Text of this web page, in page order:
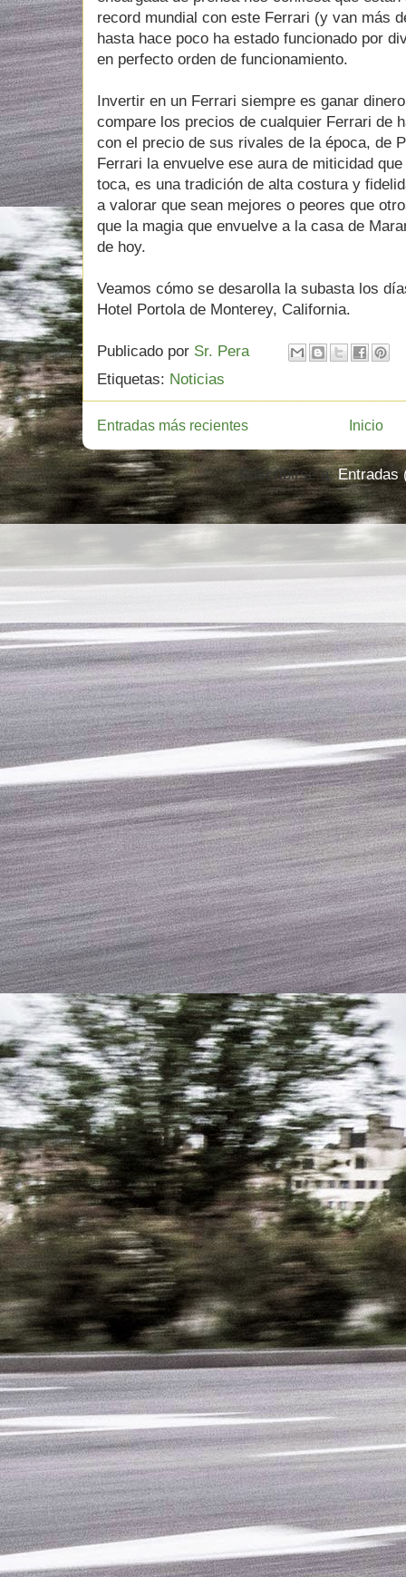
record mundial con este Ferrari (y van más
hasta hace poco ha estado funcionado por
en perfecto orden de funcionamiento.
Invertir en un Ferrari siempre es ganar
compare los precios de cualquier Ferrari de
con el precio de sus rivales de la época, de
Ferrari la envuelve ese aura de miticidad
toca, es una tradición de alta costura y
a valorar que sean mejores o peores que
que la magia que envuelve a la casa de
de hoy.
Veamos cómo se desarolla la subasta los
Hotel Portola de Monterey, California.
Publicado por Sr. Pera
Etiquetas: Noticias
Entradas más recientes Inicio
Suscribirse a:Entradas